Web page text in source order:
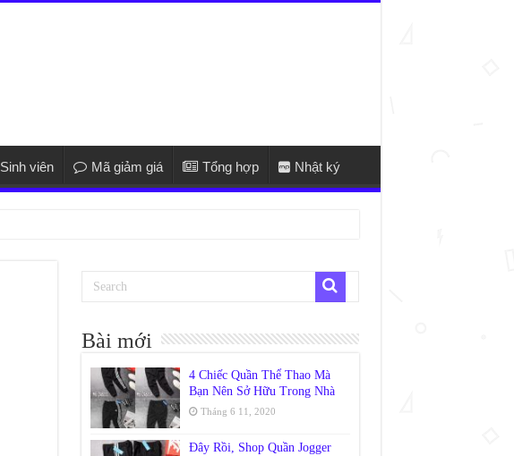
Sinh viên Mã giảm giá Tổng hợp Nhật ký
Bài mới
4 Chiếc Quần Thể Thao Mà
Bạn Nên Sở Hữu Trong Nhà
Tháng 6 11, 2020
Đây Rồi, Shop Quần Jogger